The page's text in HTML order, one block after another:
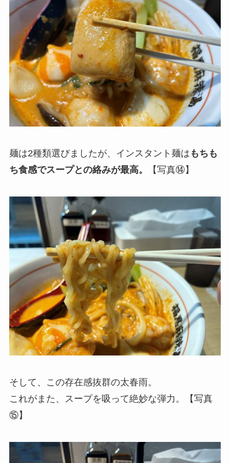
麺は2種類選びましたが、インスタント麺は もちも
ち食感でスープとの絡みが最高。
【写真⑭】
そして、この存在感抜群の太春雨。
これがまた、スープを吸って絶妙な弾力。【写真
⑮】